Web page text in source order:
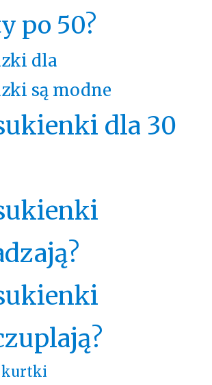
po 50?
dla
są modne
dla 30
kurtki